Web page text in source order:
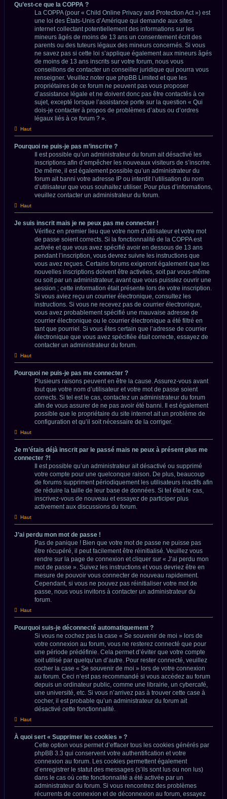
Qu’est-ce que la COPPA ?
La COPPA (pour « Child Online Privacy and Protection Act ») est
une loi des États-Unis d’Amérique qui demande aux sites
internet collectant potentiellement des informations sur les
mineurs âgés de moins de 13 ans un consentement écrit des
parents ou des tuteurs légaux des mineurs concernés. Si vous
ne savez pas si cette loi s’applique également aux mineurs âgés
de moins de 13 ans inscrits sur votre forum, nous vous
conseillons de contacter un conseiller juridique qui pourra vous
renseigner. Veuillez noter que phpBB Limited et que les
propriétaires de ce forum ne peuvent pas vous proposer
d’assistance légale et ne doivent donc pas être contactés à ce
sujet, excepté lorsque l’assistance porte sur la question « Qui
dois-je contacter à propos de problèmes d’abus ou d’ordres
légaux liés à ce forum ? ».
Haut
Pourquoi ne puis-je pas m’inscrire ?
Il est possible qu’un administrateur du forum ait désactivé les
inscriptions afin d’empêcher les nouveaux visiteurs de s’inscrire.
De même, il est également possible qu’un administrateur du
forum ait banni votre adresse IP ou interdit l’utilisation du nom
d’utilisateur que vous souhaitez utiliser. Pour plus d’informations,
veuillez contacter un administrateur du forum.
Haut
Je suis inscrit mais je ne peux pas me connecter !
Vérifiez en premier lieu que votre nom d’utilisateur et votre mot
de passe soient corrects. Si la fonctionnalité de la COPPA est
activée et que vous avez spécifié avoir en dessous de 13 ans
pendant l’inscription, vous devrez suivre les instructions que
vous avez reçues. Certains forums exigeront également que les
nouvelles inscriptions doivent être activées, soit par vous-même
ou soit par un administrateur, avant que vous puissiez ouvrir une
session ; cette information était présente lors de votre inscription.
Si vous aviez reçu un courrier électronique, consultez les
instructions. Si vous ne recevez pas de courrier électronique,
vous avez probablement spécifié une mauvaise adresse de
courrier électronique ou le courrier électronique a été filtré en
tant que pourriel. Si vous êtes certain que l’adresse de courrier
électronique que vous avez spécifiée était correcte, essayez de
contacter un administrateur du forum.
Haut
Pourquoi ne puis-je pas me connecter ?
Plusieurs raisons peuvent en être la cause. Assurez-vous avant
tout que votre nom d’utilisateur et votre mot de passe soient
corrects. Si tel est le cas, contactez un administrateur du forum
afin de vous assurer de ne pas avoir été banni. Il est également
possible que le propriétaire du site internet ait un problème de
configuration et qu’il soit nécessaire de la corriger.
Haut
Je m’étais déjà inscrit par le passé mais ne peux à présent plus me
connecter ?!
Il est possible qu’un administrateur ait désactivé ou supprimé
votre compte pour une quelconque raison. De plus, beaucoup
de forums suppriment périodiquement les utilisateurs inactifs afin
de réduire la taille de leur base de données. Si tel était le cas,
inscrivez-vous de nouveau et essayez de participer plus
activement aux discussions du forum.
Haut
J’ai perdu mon mot de passe !
Pas de panique ! Bien que votre mot de passe ne puisse pas
être récupéré, il peut facilement être réinitialisé. Veuillez vous
rendre sur la page de connexion et cliquer sur « J’ai perdu mon
mot de passe ». Suivez les instructions et vous devriez être en
mesure de pouvoir vous connecter de nouveau rapidement.
Cependant, si vous ne pouvez pas réinitialiser votre mot de
passe, nous vous invitons à contacter un administrateur du
forum.
Haut
Pourquoi suis-je déconnecté automatiquement ?
Si vous ne cochez pas la case « Se souvenir de moi » lors de
votre connexion au forum, vous ne resterez connecté que pour
une période prédéfinie. Cela permet d’éviter que votre compte
soit utilisé par quelqu’un d’autre. Pour rester connecté, veuillez
cocher la case « Se souvenir de moi » lors de votre connexion
au forum. Ceci n’est pas recommandé si vous accédez au forum
depuis un ordinateur public, comme une librairie, un cybercafé,
une université, etc. Si vous n’arrivez pas à trouver cette case à
cocher, il est probable qu’un administrateur du forum ait
désactivé cette fonctionnalité.
Haut
À quoi sert « Supprimer les cookies » ?
Cette option vous permet d’effacer tous les cookies générés par
phpBB 3.3 qui conservent votre authentification et votre
connexion au forum. Les cookies permettent également
d’enregistrer le statut des messages (s’ils sont lus ou non lus)
dans le cas où cette fonctionnalité a été activée par un
administrateur du forum. Si vous rencontrez des problèmes
récurrents de connexion et de déconnexion au forum, essayez